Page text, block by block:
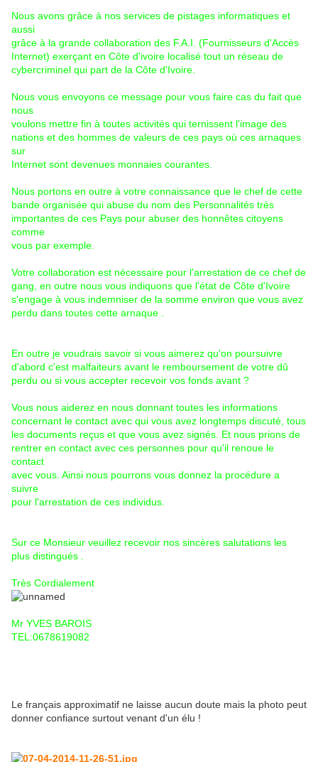
Nous avons grâce à nos services de pistages informatiques et
aussi
grâce à la grande collaboration des F.A.I. (Fournisseurs d'Accès
Internet) exerçant en Côte d'ivoire localisé tout un réseau de
cybercriminel qui part de la Côte d'Ivoire.
Nous vous envoyons ce message pour vous faire cas du fait que
nous
voulons mettre fin à toutes activités qui ternissent l'image des
nations et des hommes de valeurs de ces pays où ces arnaques
sur
Internet sont devenues monnaies courantes.
Nous portons en outre à votre connaissance que le chef de cette
bande organisée qui abuse du nom des Personnalités très
importantes de ces Pays pour abuser des honnêtes citoyens
comme
vous par exemple.
Votre collaboration est nécessaire pour l'arrestation de ce chef de
gang, en outre nous vous indiquons que l'état de Côte d'Ivoire
s'engage à vous indemniser de la somme environ que vous avez
perdu dans toutes cette arnaque .
En outre je voudrais savoir si vous aimerez qu'on poursuivre
d'abord c'est malfaiteurs avant le remboursement de votre dû
perdu ou si vous accepter recevoir vos fonds avant ?
Vous nous aiderez en nous donnant toutes les informations
concernant le contact avec qui vous avez longtemps discuté, tous
les documents reçus et que vous avez signés. Et nous prions de
rentrer en contact avec ces personnes pour qu'il renoue le
contact
avec vous. Ainsi nous pourrons vous donnez la procédure a
suivre
pour l'arrestation de ces individus.
Sur ce Monsieur veuillez recevoir nos sincères salutations les
plus distingués .
Très Cordialement
Mr YVES BAROIS
TEL:0678619082
Le français approximatif ne laisse aucun doute mais la photo peut
donner confiance surtout venant d'un élu !